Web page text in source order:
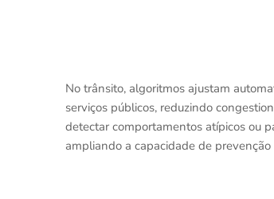
No trânsito, algoritmos ajustam
serviços públicos, reduzindo
detectar comportamentos atípicos ou
ampliando a capacidade de prevenção